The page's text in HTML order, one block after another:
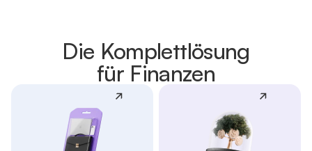
Die Komplettlösung
für Finanzen